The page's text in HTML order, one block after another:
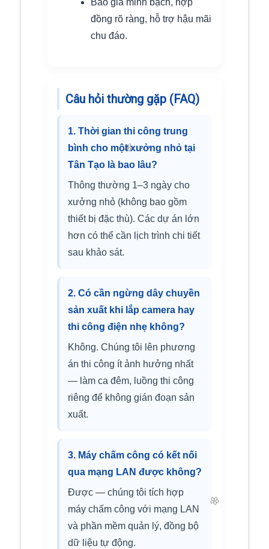
🌼
Báo giá minh bạch, hợp
đồng rõ ràng, hỗ trợ hậu mãi
chu đáo.
Câu hỏi thường gặp (FAQ)
1. Thời gian thi công trung
bình cho một xưởng nhỏ tại
Tân Tạo là bao lâu?
Thông thường 1–3 ngày cho
xưởng nhỏ (không bao gồm
thiết bị đặc thù). Các dự án lớn
hơn có thể cần lịch trình chi tiết
sau khảo sát.
2. Có cần ngừng dây chuyền
sản xuất khi lắp camera hay
thi công điện nhẹ không?
Không. Chúng tôi lên phương
án thi công ít ảnh hưởng nhất
— làm ca đêm, luồng thi công
riêng để không gián đoạn sản
xuất.
3. Máy chấm công có kết nối
qua mạng LAN được không?
Được — chúng tôi tích hợp
máy chấm công với mạng LAN
và phần mềm quản lý, đồng bộ
dữ liệu tự động.